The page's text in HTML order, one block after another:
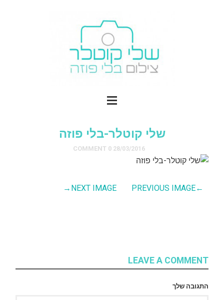
שלי קוטלר-בלי פוזה
28/03/2016
0 COMMENT
←
PREVIOUS IMAGE
NEXT IMAGE
→
LEAVE A COMMENT
התגובה שלך